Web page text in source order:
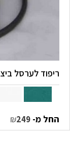
ריפוד לערסל
החל מ- ₪249